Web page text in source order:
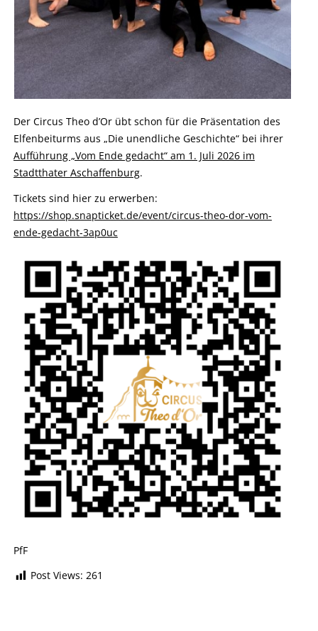
Der Circus Theo d’Or übt schon für die Präsentation des
Elfenbeiturms aus „Die unendliche Geschichte“ bei ihrer
Aufführung „Vom Ende gedacht“ am 1. Juli 2026 im
Stadtthater Aschaffenburg.
Tickets sind hier zu erwerben:
https://shop.snapticket.de/event/circus-theo-dor-vom-
ende-gedacht-3ap0uc
PfF
Post Views: 261